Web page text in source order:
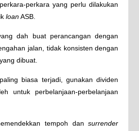
perkara yang perlu dilakukan
loanASB.
dah buat perancangan dengan
jalan, tidak konsisten dengan
dibuat.
biasa terjadi, gunakan dividen
untuk perbelanjaan-perbelanjaan
tempoh dansurrender